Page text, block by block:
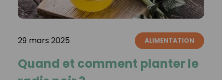
29 mars 2025 ALIMENTATION
Quand et comment planter le